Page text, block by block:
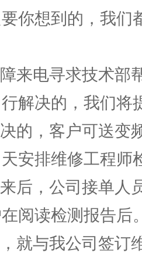
你想到的，我们
来电寻求技术部
解决的，我们将
的，客户可送变
安排维修工程师
后，公司接单人
阅读检测报告后
就与我公司签订